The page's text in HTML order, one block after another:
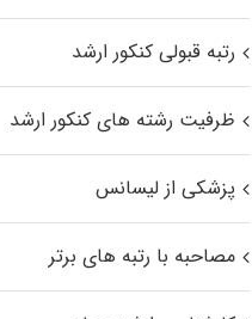
رتبه قبولی کنکور ارشد
ظرفیت رشته های کنکور ارشد
پزشکی از لیسانس
مصاحبه با رتبه های برتر